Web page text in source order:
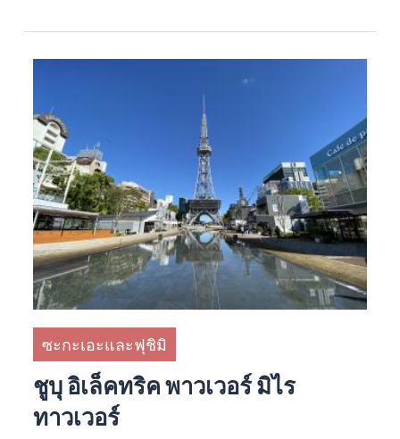
ซะกะเอะและฟุชิมิ
ชูบุ อิเล็คทริค พาวเวอร์ มิไร
ทาวเวอร์